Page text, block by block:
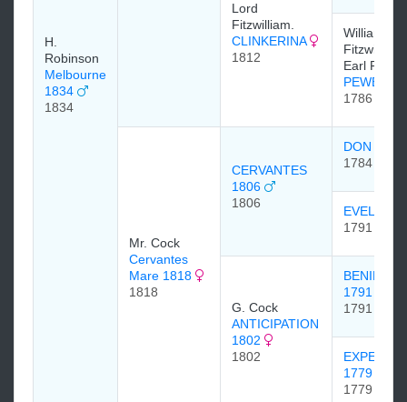
H.
Robinson
Melbourne
1834
1834
Lord
Fitzwilliam.
CLINKERINA
1812
William
Earl
PEWETT
1786
Mr. Cock
Cervantes
Mare 1818
1818
CERVANTES
1806
1806
DON
1784
EVELINA
1791
G. Cock
ANTICIPATION
1802
1802
1791
1791
1779
1779